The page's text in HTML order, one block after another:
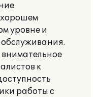
уровне и
обслуживания.
внимательное
к
работы с